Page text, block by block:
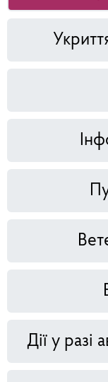
Дії у разі